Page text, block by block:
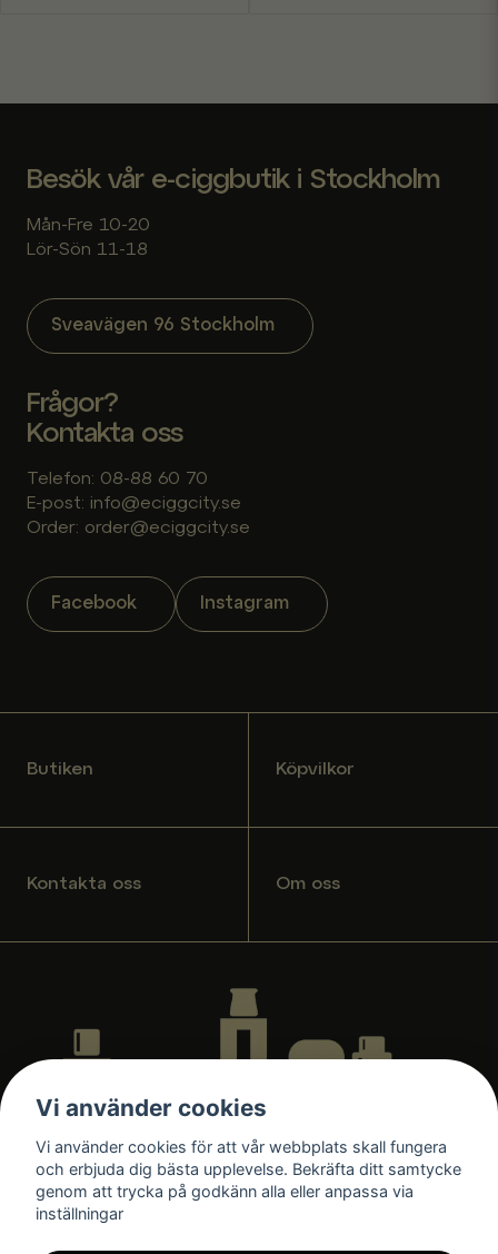
Besök vår e-ciggbutik i Stockholm
Mån-Fre 10-20
Lör-Sön 11-18
Sveavägen 96 Stockholm
Frågor?
Kontakta oss
Telefon: 08-88 60 70
E-post: info@eciggcity.se
Order: order@eciggcity.se
Facebook Instagram
Butiken Köpvilkor
Kontakta oss Om oss
Vi använder cookies
Vi använder cookies för att vår webbplats skall fungera
och erbjuda dig bästa upplevelse. Bekräfta ditt samtycke
genom att trycka på godkänn alla eller anpassa via
inställningar